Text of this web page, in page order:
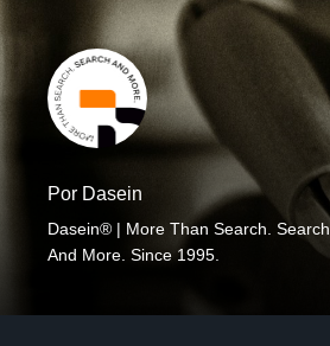
Por Dasein
Dasein® | More Than Search. Search
And More. Since 1995.